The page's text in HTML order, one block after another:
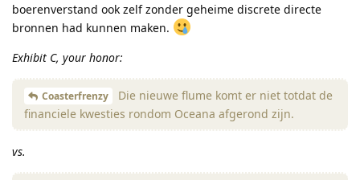
boerenverstand ook zelf zonder geheime discrete directe
bronnen had kunnen maken.
Exhibit C, your honor:
Coasterfrenzy
Die nieuwe flume komt er niet totdat de
financiele kwesties rondom Oceana afgerond zijn.
vs.